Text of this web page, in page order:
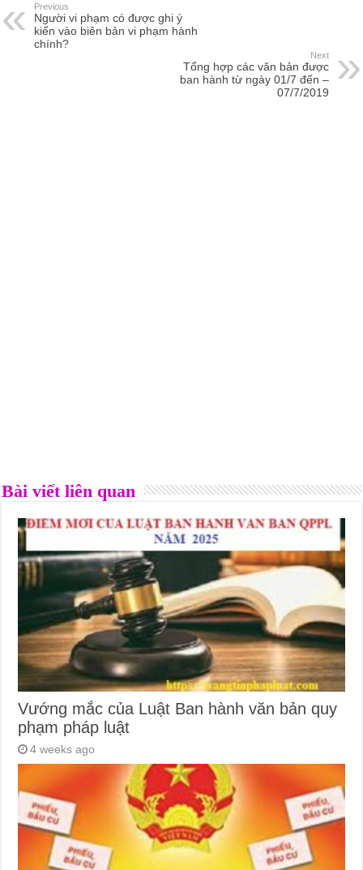
Previous
Người vi phạm có được ghi ý
kiến vào biên bản vi phạm hành
chính?
Next
Tổng hợp các văn bản được
ban hành từ ngày 01/7 đến –
07/7/2019
Bài viết liên quan
Vướng mắc của Luật Ban hành văn bản quy
phạm pháp luật
4 weeks ago